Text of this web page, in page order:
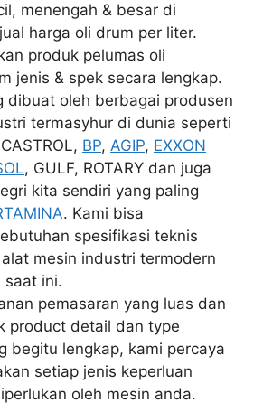
menengah & besar di
harga oli drum per liter.
produk pelumas oli
jenis & spek secara lengkap.
dibuat oleh berbagai produsen
termasyhur di dunia seperti
BP, AGIP, EXXON
, GULF, ROTARY dan juga
kita sendiri yang paling
. Kami bisa
spesifikasi teknis
mesin industri termodern
saat ini.
pemasaran yang luas dan
product detail dan type
begitu lengkap, kami percaya
setiap jenis keperluan
oleh mesin anda.